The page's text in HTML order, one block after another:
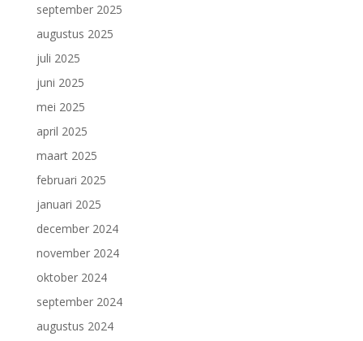
september 2025
augustus 2025
juli 2025
juni 2025
mei 2025
april 2025
maart 2025
februari 2025
januari 2025
december 2024
november 2024
oktober 2024
september 2024
augustus 2024